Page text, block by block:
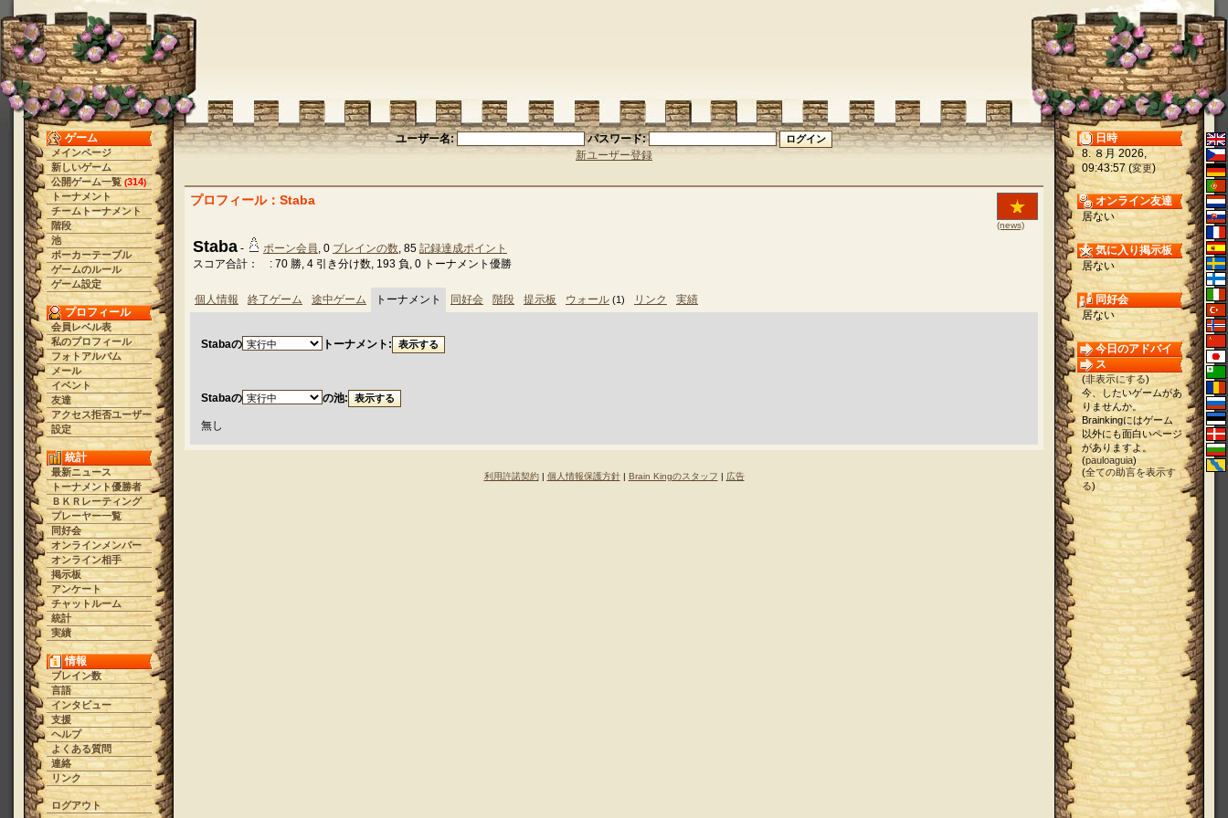
ゲーム
メインページ
新しいゲーム
公開ゲーム一覧 (314)
トーナメント
チームトーナメント
階段
池
ポーカーテーブル
ゲームのルール
ゲーム設定
プロフィール
会員レベル表
私のプロフィール
フォトアルバム
メール
イベント
友達
アクセス拒否ユーザー
設定
統計
最新ニュース
トーナメント優勝者
ＢＫＲレーティング
プレーヤー一覧
同好会
オンラインメンバー
オンライン相手
掲示板
アンケート
チャットルーム
統計
実績
情報
ブレイン数
言語
インタビュー
支援
ヘルプ
よくある質問
連絡
リンク
ログアウト
ユーザー名:
パスワード:
新ユーザー登録
(news)
プロフィール：Staba
Staba - ポーン会員, 0 ブレインの数, 85 記録達成ポイント
スコア合計： : 70 勝, 4 引き分け数, 193 負, 0 トーナメント優勝
個人情報 終了ゲーム 途中ゲーム トーナメント 同好会 階段 提示板 ウォール (1) リンク 実績
Stabaの トーナメント:
Stabaの の池:
無し
利用許諾契約| 個人情報保護方針| Brain Kingのスタッフ | 広告
日時
8. ８月 2026,
09:43:57 (変更)
オンライン友達
居ない
気に入り掲示板
居ない
同好会
居ない
今日のアドバイ
ス
(非表示にする)
今、したいゲームがあ
りませんか。
Brainkingにはゲーム
以外にも面白いページ
がありますよ。
(pauloaguia)
(全ての助言を表示す
る)